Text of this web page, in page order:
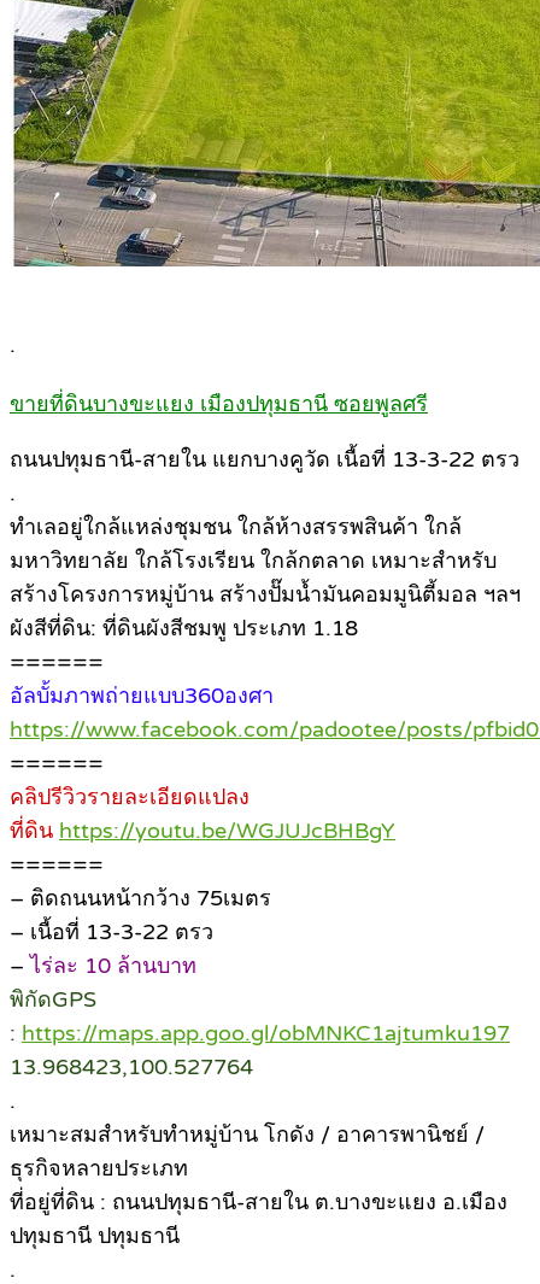
.
ขายที่ดินบางขะแยง เมืองปทุมธานี ซอยพูลศรี
ถนนปทุมธานี-สายใน แยกบางคูวัด เนื้อที่ 13-3-22 ตรว
.
ทำเลอยู่ใกล้แหล่งชุมชน ใกล้ห้างสรรพสินค้า ใกล้
มหาวิทยาลัย ใกล้โรงเรียน ใกล้กตลาด เหมาะสำหรับ
สร้างโครงการหมู่บ้าน สร้างปั๊มน้ำมันคอมมูนิตี้มอล ฯลฯ
ผังสีที่ดิน: ที่ดินผังสีชมพู ประเภท 1.18
======
อัลบั้มภาพถ่ายแบบ360องศา
https://www.facebook.com/padootee/posts/
======
คลิปรีวิวรายละเอียดแปลง
ที่ดิน https://youtu.be/WGJUJcBHBgY
======
– ติดถนนหน้ากว้าง 75เมตร
– เนื้อที่ 13-3-22 ตรว
–ไร่ละ 10 ล้านบาท
พิกัดGPS
: https://maps.app.goo.gl/obMNKC1ajtumku197
13.968423,100.527764
.
เหมาะสมสำหรับทำหมู่บ้าน โกดัง / อาคารพานิชย์ /
ธุรกิจหลายประเภท
ที่อยู่ที่ดิน : ถนนปทุมธานี-สายใน ต.บางขะแยง อ.เมือง
ปทุมธานี ปทุมธานี
.